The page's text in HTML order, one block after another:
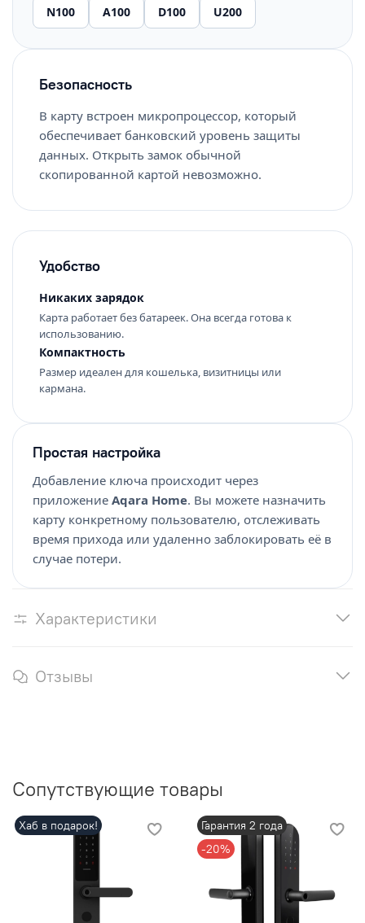
N100 A100 D100 U200
Безопасность
В карту встроен микропроцессор, который
обеспечивает банковский уровень защиты
данных. Открыть замок обычной
скопированной картой невозможно.
Удобство
Никаких зарядок
Карта работает без батареек. Она всегда готова к
использованию.
Компактность
Размер идеален для кошелька, визитницы или
кармана.
Простая настройка
Добавление ключа происходит через
приложение Aqara Home. Вы можете назначить
карту конкретному пользователю, отслеживать
время прихода или удаленно заблокировать её в
случае потери.
Характеристики
Отзывы
Сопутствующие товары
Хаб в подарок!
Гарантия 2 года
-20%